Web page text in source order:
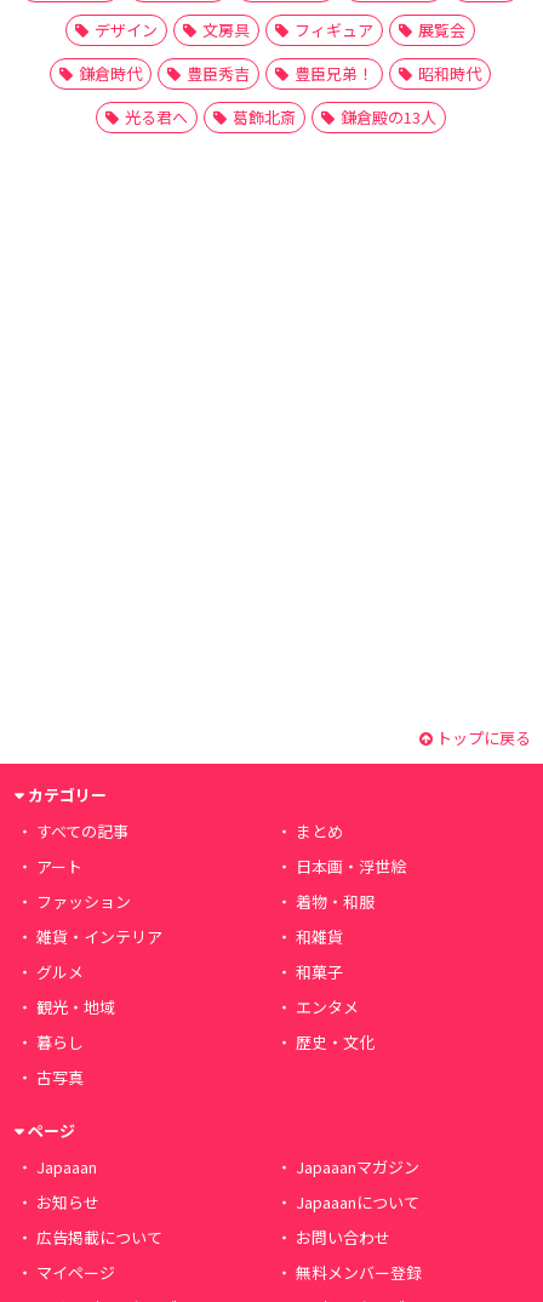
デザイン
文房具 フィギュア
展覧会
鎌倉時代
豊臣秀吉 豊臣兄弟！
昭和時代
光る君へ
葛飾北斎 鎌倉殿の13人
トップに戻る
カテゴリー
すべての記事
まとめ
アート
日本画・浮世絵
ファッション
着物・和服
雑貨・インテリア
和雑貨
グルメ
和菓子
観光・地域
エンタメ
暮らし
歴史・文化
古写真
ページ
Japaaan
Japaaanマガジン
お知らせ
Japaaanについて
広告掲載について
お問い合わせ
マイページ
無料メンバー登録